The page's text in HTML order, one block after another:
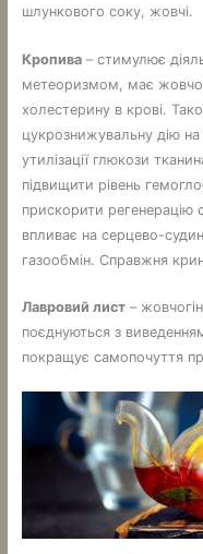
шлункового соку, жовчі.
Кропива– стимулює
метеоризмом, має
холестерину в крові.
цукрознижувальну дію на
утилізації глюкози
підвищити рівень
прискорити регенерацію
впливає на серцево-
газообмін. Справжня
Лавровий лист–
поєднуються з
покращує самопочуття